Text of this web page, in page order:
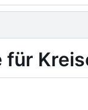
für